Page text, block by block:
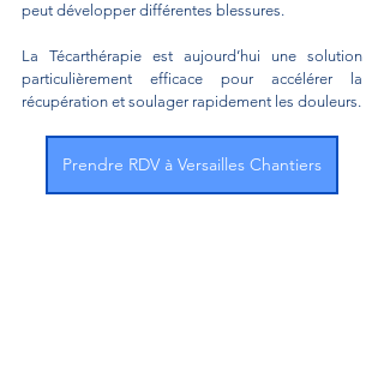
peut développer différentes blessures.
La Técarthérapie est aujourd’hui une solution
particulièrement efficace pour accélérer la
récupération et soulager rapidement les douleurs.
Prendre RDV à Versailles Chantiers